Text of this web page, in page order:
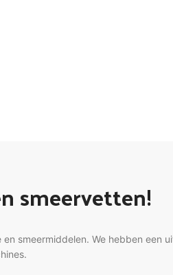
smeervetten!
smeermiddelen. We hebben